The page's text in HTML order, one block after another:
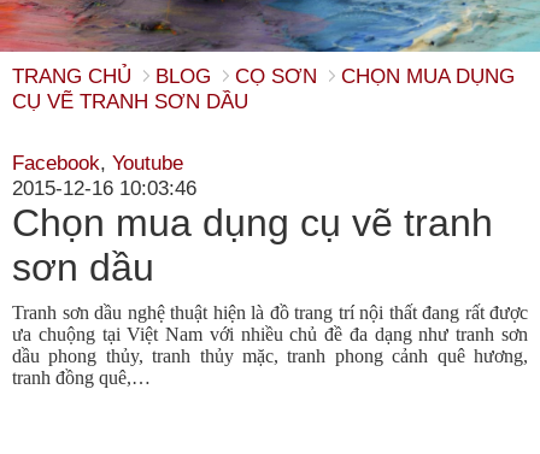
TRANG CHỦ BLOG CỌ SƠN
CHỌN MUA DỤNG
CỤ VẼ TRANH SƠN DẦU
Facebook, Youtube
2015-12-16 10:03:46
Chọn mua dụng cụ vẽ tranh
sơn dầu
Tranh sơn dầu nghệ thuật hiện là đồ trang trí nội thất đang rất được
ưa chuộng tại Việt Nam với nhiều chủ đề đa dạng như tranh sơn
dầu phong thủy, tranh thủy mặc, tranh phong cảnh quê hương,
tranh đồng quê,…